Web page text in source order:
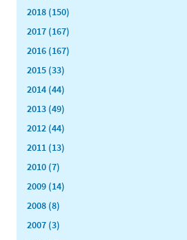
2018 (150)
2017 (167)
2016 (167)
2015 (33)
2014 (44)
2013 (49)
2012 (44)
2011 (13)
2010 (7)
2009 (14)
2008 (8)
2007 (3)